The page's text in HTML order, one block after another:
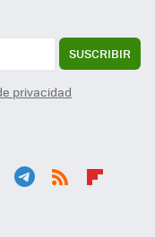
SUSCRIBIR
privacidad